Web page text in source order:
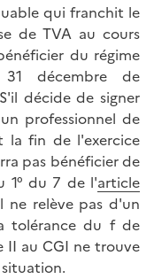
qui franchit le
de TVA au cours
du régime
31 décembre de
décide de signer
professionnel de
la fin de l'exercice
pas bénéficier de
1° du 7 de l'article
ne relève pas d'un
tolérance du f de
II au CGI ne trouve